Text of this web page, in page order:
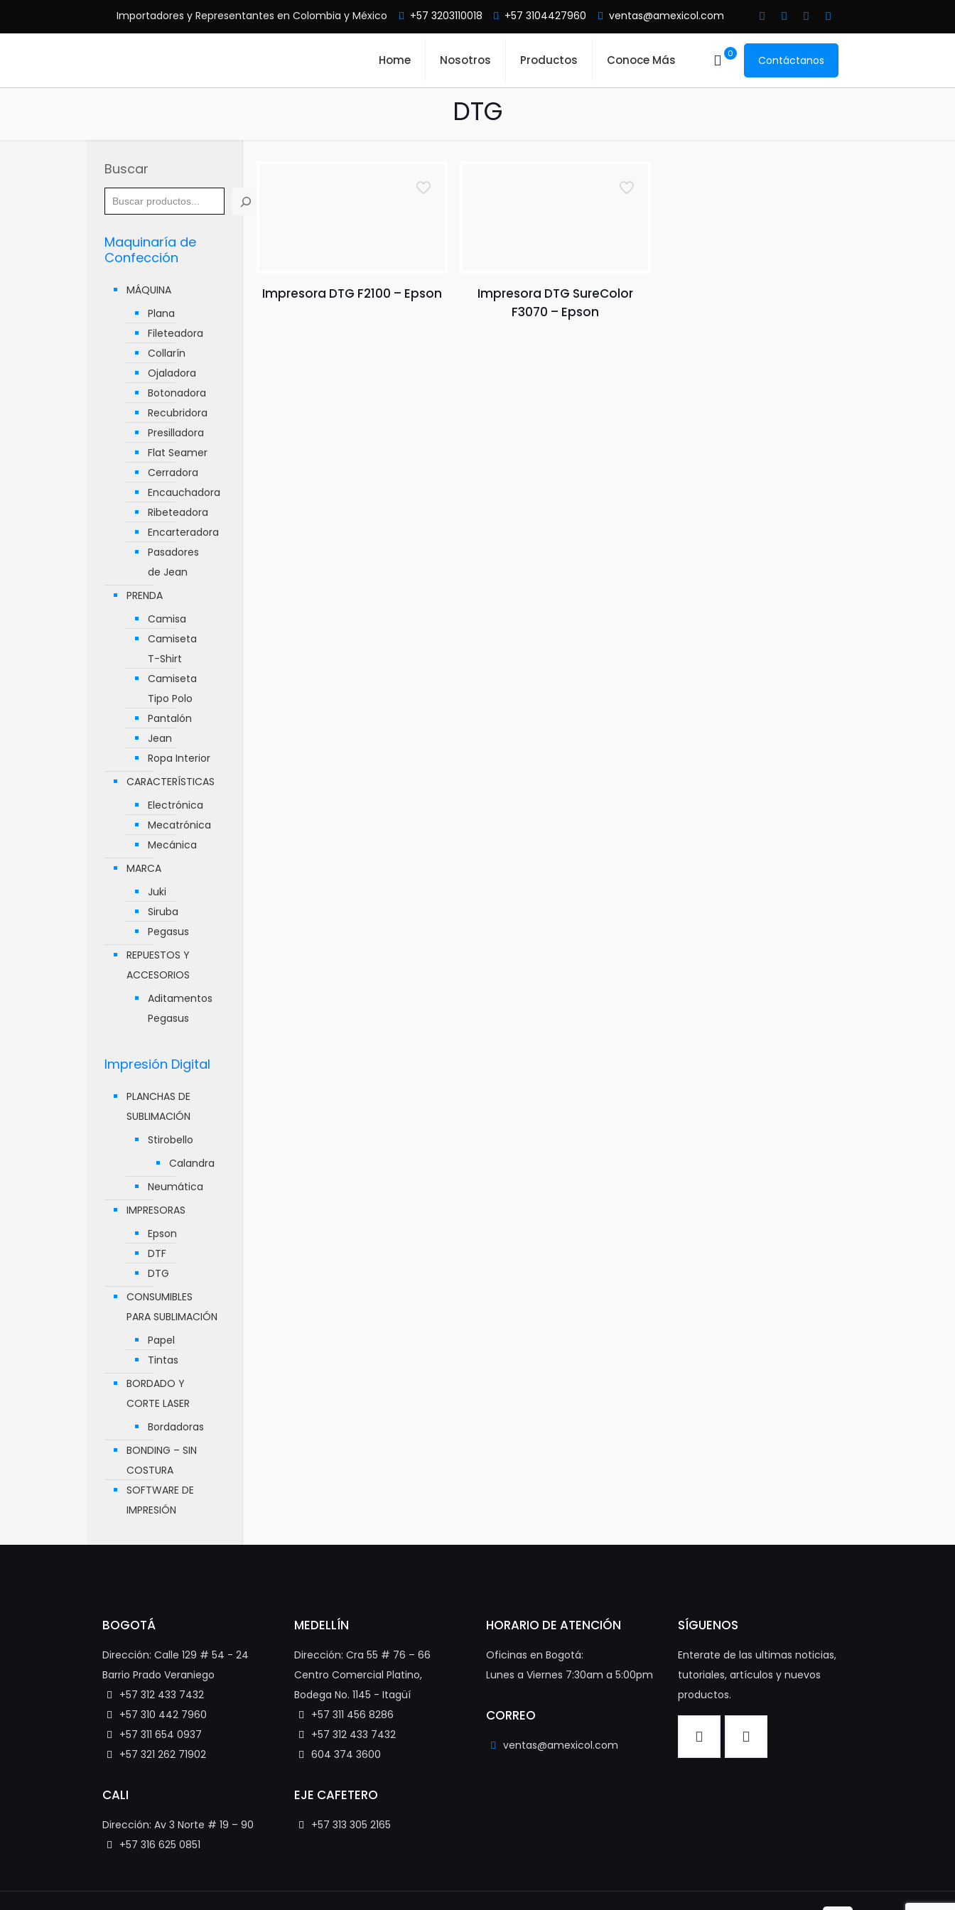
Importadores y Representantes en Colombia y México +57 3203110018 +57 3104427960 ventas@amexicol.com
Home Nosotros Productos Conoce Más 0 Contáctanos
DTG
Impresora DTG F2100 – Epson
Impresora DTG SureColor
F3070 – Epson
Buscar
Maquinaría de
Confección
MÁQUINA
Plana
Fileteadora
Collarín
Ojaladora
Botonadora
Recubridora
Presilladora
Flat Seamer
Cerradora
Encauchadora
Ribeteadora
Encarteradora
Pasadores
de Jean
PRENDA
Camisa
Camiseta
T-Shirt
Camiseta
Tipo Polo
Pantalón
Jean
Ropa Interior
CARACTERÍSTICAS
Electrónica
Mecatrónica
Mecánica
MARCA
Juki
Siruba
Pegasus
REPUESTOS Y
ACCESORIOS
Aditamentos
Pegasus
Impresión Digital
PLANCHAS DE
SUBLIMACIÓN
Stirobello
Calandra
Neumática
IMPRESORAS
Epson
DTF
DTG
CONSUMIBLES
PARA SUBLIMACIÓN
Papel
Tintas
BORDADO Y
CORTE LASER
Bordadoras
BONDING – SIN
COSTURA
SOFTWARE DE
IMPRESIÓN
BOGOTÁ
Dirección: Calle 129 # 54 - 24
Barrio Prado Veraniego
+57 312 433 7432
+57 310 442 7960
+57 311 654 0937
+57 321 262 71902
CALI
Dirección: Av 3 Norte # 19 – 90
+57 316 625 0851
MEDELLÍN
Dirección: Cra 55 # 76 – 66
Centro Comercial Platino,
Bodega No. 1145 - Itagüí
+57 311 456 8286
+57 312 433 7432
604 374 3600
EJE CAFETERO
+57 313 305 2165
HORARIO DE ATENCIÓN
Oficinas en Bogotá:
Lunes a Viernes 7:30am a 5:00pm
CORREO
ventas@amexicol.com
SÍGUENOS
Enterate de las ultimas noticias,
tutoriales, artículos y nuevos
productos.